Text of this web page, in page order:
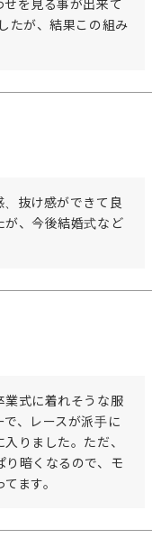
を見る事が出来て
たが、結果この組み
抜け感ができて良
が、今後結婚式など
業式に着れそうな服
、レースが派手に
りました。ただ、
り暗くなるので、モ
ます。